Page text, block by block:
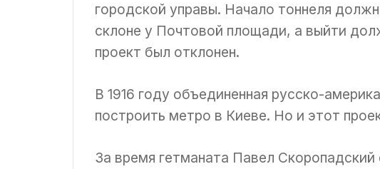
городской управы. Начало тоннеля
склоне у Почтовой площади, а выйти
проект был отклонен.
В 1916 году объединенная русско-
построить метро в Киеве. Но и этот
За время гетманата Павел Скоропадский